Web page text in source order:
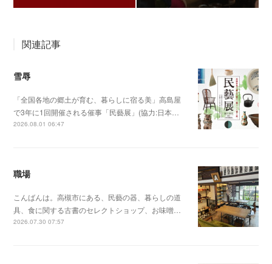
関連記事
雪辱
「全国各地の郷土が育む、暮らしに宿る美」高島屋
で3年に1回開催される催事「民藝展」(協力:日本…
2026.08.01 06:47
職場
こんばんは。高槻市にある、民藝の器、暮らしの道
具、食に関する古書のセレクトショップ、お味噌…
2026.07.30 07:57